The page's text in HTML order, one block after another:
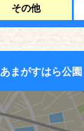
その他
あまがすはら公